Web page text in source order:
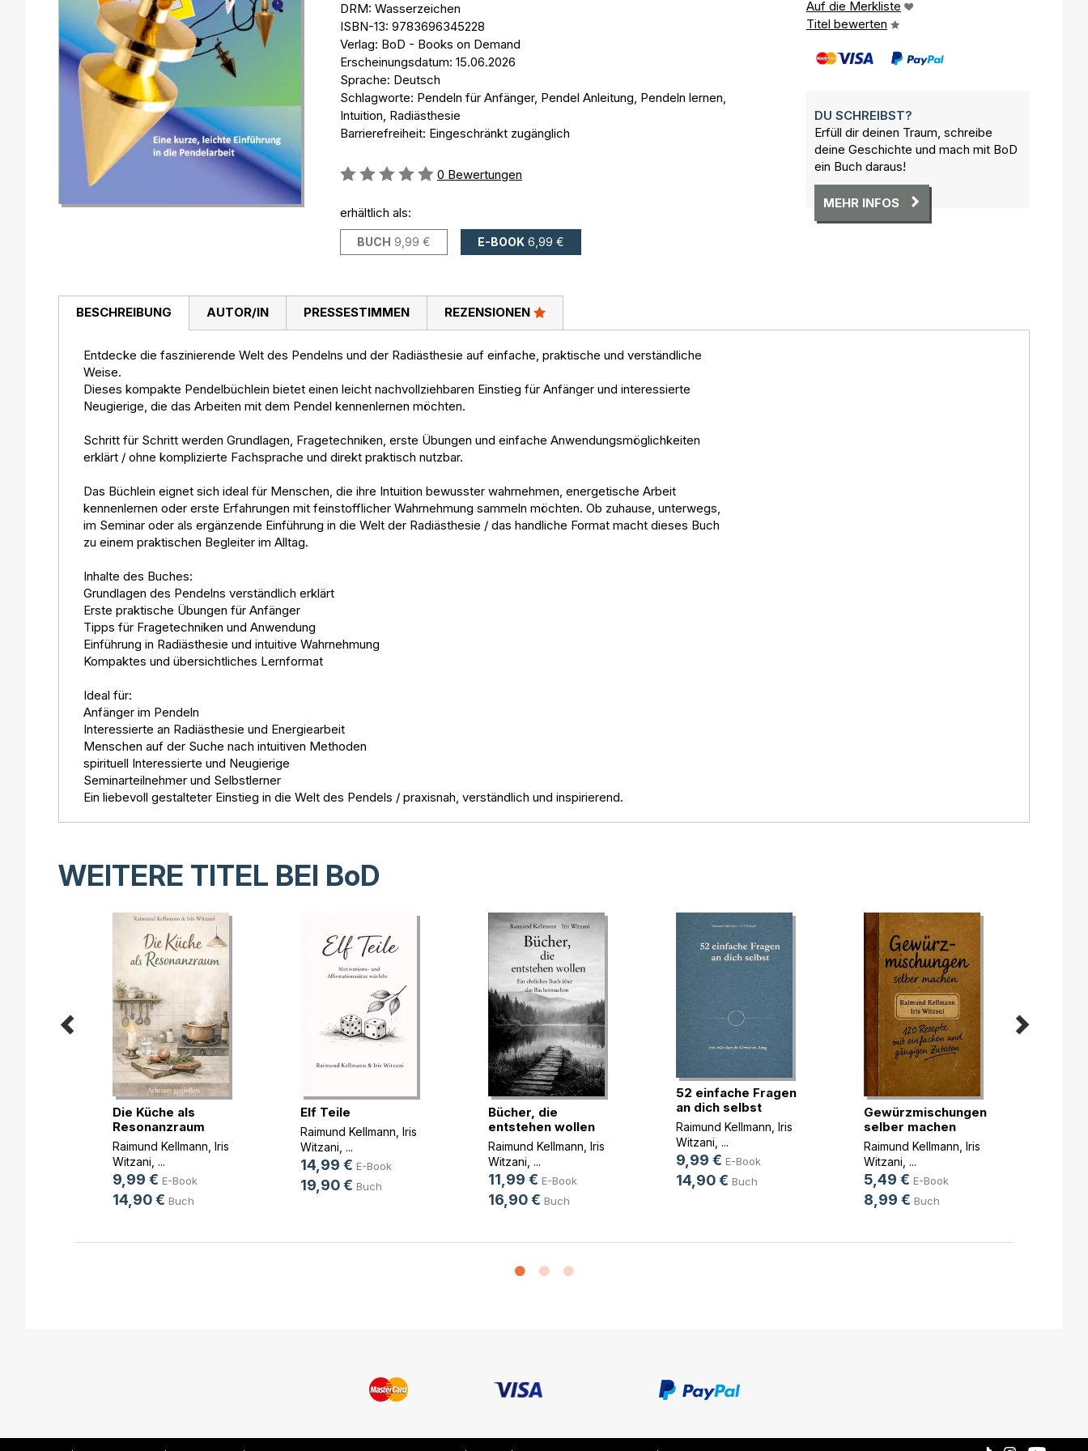
DRM: Wasserzeichen
ISBN-13: 9783696345228
Verlag: BoD - Books on Demand
Erscheinungsdatum: 15.06.2026
Sprache: Deutsch
Schlagworte: Pendeln für Anfänger, Pendel Anleitung, Pendeln lernen,
Intuition, Radiästhesie
Barrierefreiheit: Eingeschränkt zugänglich
Bewertung::
0 Bewertungen
erhältlich als:
BUCH 9,99 € E-BOOK 6,99 €
Auf die Merkliste
Titel bewerten
DU SCHREIBST?
Erfüll dir deinen Traum, schreibe
deine Geschichte und mach mit BoD
ein Buch daraus!
MEHR INFOS
BESCHREIBUNG
Entdecke die faszinierende Welt des Pendelns und der Radiästhesie auf einfache, praktische und verständliche
Weise.
Dieses kompakte Pendelbüchlein bietet einen leicht nachvollziehbaren Einstieg für Anfänger und interessierte
Neugierige, die das Arbeiten mit dem Pendel kennenlernen möchten.
Schritt für Schritt werden Grundlagen, Fragetechniken, erste Übungen und einfache Anwendungsmöglichkeiten
erklärt / ohne komplizierte Fachsprache und direkt praktisch nutzbar.
Das Büchlein eignet sich ideal für Menschen, die ihre Intuition bewusster wahrnehmen, energetische Arbeit
kennenlernen oder erste Erfahrungen mit feinstofflicher Wahrnehmung sammeln möchten. Ob zuhause, unterwegs,
im Seminar oder als ergänzende Einführung in die Welt der Radiästhesie / das handliche Format macht dieses Buch
zu einem praktischen Begleiter im Alltag.
Inhalte des Buches:
Grundlagen des Pendelns verständlich erklärt
Erste praktische Übungen für Anfänger
Tipps für Fragetechniken und Anwendung
Einführung in Radiästhesie und intuitive Wahrnehmung
Kompaktes und übersichtliches Lernformat
Ideal für:
Anfänger im Pendeln
Interessierte an Radiästhesie und Energiearbeit
Menschen auf der Suche nach intuitiven Methoden
spirituell Interessierte und Neugierige
Seminarteilnehmer und Selbstlerner
Ein liebevoll gestalteter Einstieg in die Welt des Pendels / praxisnah, verständlich und inspirierend.
AUTOR/IN PRESSESTIMMEN REZENSIONEN
WEITERE TITEL BEI BoD
Die Küche als
Resonanzraum
Raimund Kellmann Iris
Witzani , ...
9,99 € E-Book
14,90 € Buch
Elf Teile
Raimund Kellmann Iris
Witzani , ...
14,99 € E-Book
19,90 € Buch
Bücher, die
entstehen wollen
Raimund Kellmann Iris
Witzani , ...
11,99 € E-Book
16,90 € Buch
52 einfache Fragen
an dich selbst
Raimund Kellmann Iris
Witzani , ...
9,99 € E-Book
14,90 € Buch
Gewürzmischungen
selber machen
Raimund Kellmann Iris
Witzani , ...
5,49 € E-Book
8,99 € Buch